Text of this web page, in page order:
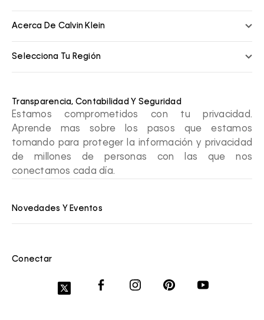
Acerca De Calvin Klein
Selecciona Tu Región
Transparencia, Contabilidad Y Seguridad
Estamos comprometidos con tu privacidad.
Aprende mas sobre los pasos que estamos
tomando para proteger la información y privacidad
de millones de personas con las que nos
conectamos cada día.
Novedades Y Eventos
Conectar